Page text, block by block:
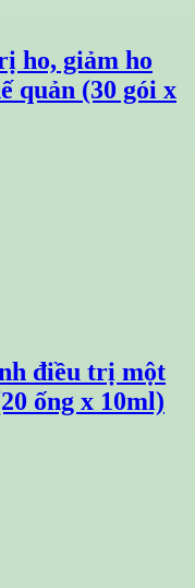
ho, giảm ho
quản (30 gói x
điều trị một
ống x 10ml)